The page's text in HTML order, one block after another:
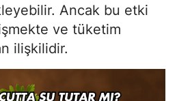
Ancak bu etki
ve tüketim
ilişkilidir.